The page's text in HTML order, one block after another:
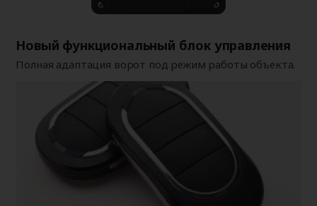
Новый функциональный блок управления
Полная адаптация ворот под режим работы объекта.